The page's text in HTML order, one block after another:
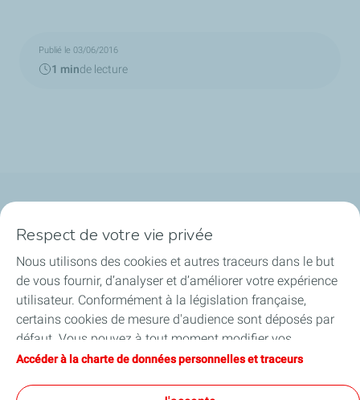
Publié le 03/06/2016
1 minde lecture
Financer les entreprises
Soutenir les projets industriels
Accompagner à l'international
Respect de votre vie privée
Nous utilisons des cookies et autres traceurs dans le but
de vous fournir, d’analyser et d’améliorer votre expérience
utilisateur. Conformément à la législation française,
certains cookies de mesure d'audience sont déposés par
défaut. Vous pouvez à tout moment modifier vos
paramètres de cookies en cliquant sur le bouton « Gérer
vous acceptez le dépôt de l’ensemble des cookies. Dans le
Accéder à la charte de données personnelles et traceurs